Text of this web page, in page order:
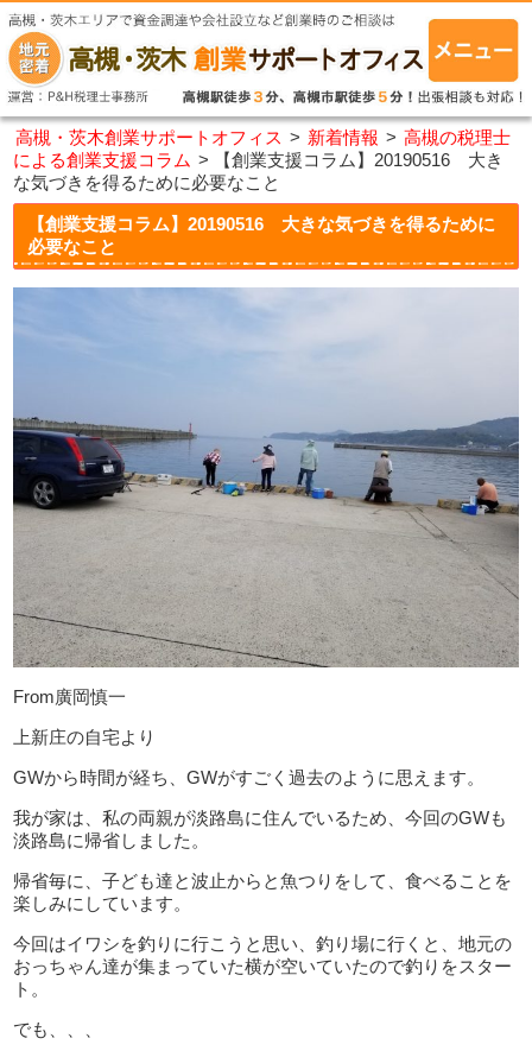
高槻・茨木創業サポートオフィス > 新着情報 > 高槻の税理士
による創業支援コラム >
【創業支援コラム】20190516 大き
な気づきを得るために必要なこと
【創業支援コラム】20190516 大きな気づきを得るために
必要なこと
From廣岡慎一
上新庄の自宅より
GWから時間が経ち、GWがすごく過去のように思えます。
我が家は、私の両親が淡路島に住んでいるため、今回のGWも
淡路島に帰省しました。
帰省毎に、子ども達と波止からと魚つりをして、食べることを
楽しみにしています。
今回はイワシを釣りに行こうと思い、釣り場に行くと、地元の
おっちゃん達が集まっていた横が空いていたので釣りをスター
ト。
でも、、、